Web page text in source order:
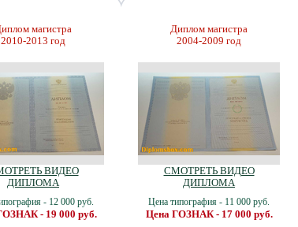
магистра
2010-2013 год
ВИДЕО
ДИПЛОМА
- 12 000 руб.
- 19 000 руб.
Диплом магистра
2004-2009 год
СМОТРЕТЬ ВИДЕО
ДИПЛОМА
Цена типография - 11 000 руб.
Цена ГОЗНАК - 17 000 руб.